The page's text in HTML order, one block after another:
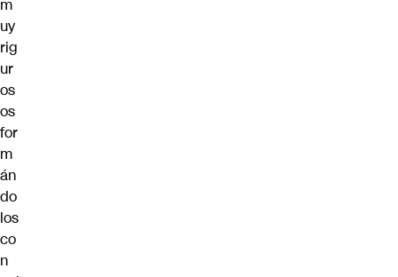
m
uy
rig
ur
os
os
for
m
án
do
los
co
n